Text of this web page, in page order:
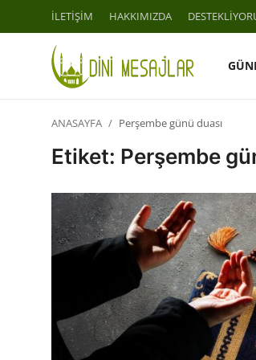
İLETİŞİM HAKKIMIZDA
Giriş
HAKKIMIZDA
DESTEKLİYORUM
NAMAZ
ANASAYFA Perşembe günü duası
Etiket: Perşembe